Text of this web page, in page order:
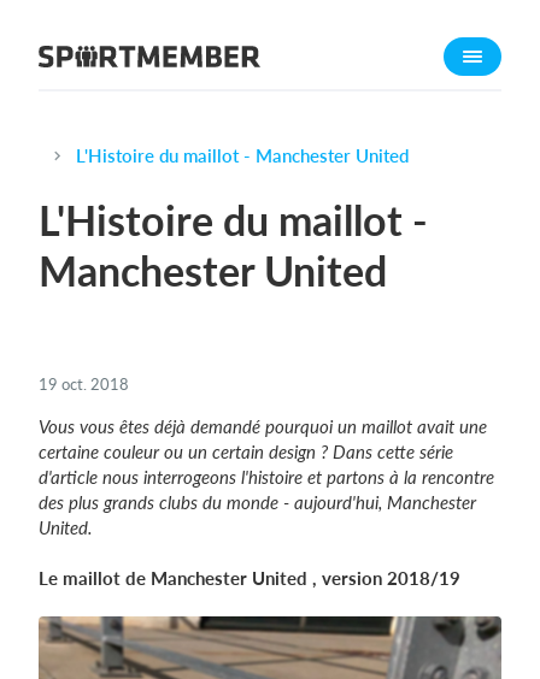
À propos de sportmember
Fonctionnalités
Calendrier sportif
Application sportive
Boutique en ligne
Combien ça coûte ?
Se connecter
L'Histoire du maillot - Manchester United
L'Histoire du maillot -
Manchester United
19 oct. 2018
Vous vous êtes déjà demandé pourquoi un maillot avait une
certaine couleur ou un certain design ? Dans cette série
d'article nous interrogeons l'histoire et partons à la rencontre
des plus grands clubs du monde - aujourd'hui, Manchester
United.
Le maillot de Manchester United , version 2018/19